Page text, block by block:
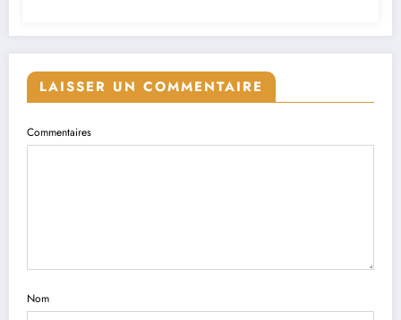
LAISSER UN COMMENTAIRE
Commentaires
Nom